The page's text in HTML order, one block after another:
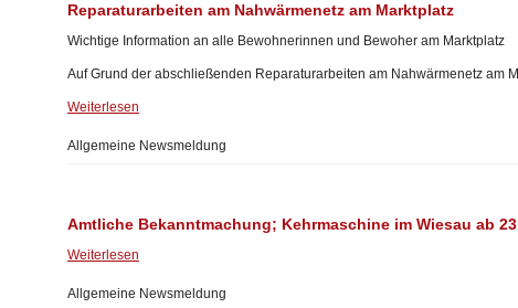
Reparaturarbeiten am Nahwärmenetz am Marktplatz
Wichtige Information an alle Bewohnerinnen und Bewoher am Marktplatz
Auf Grund der abschließenden Reparaturarbeiten am Nahwärmenetz am
Weiterlesen
Allgemeine Newsmeldung
Amtliche Bekanntmachung; Kehrmaschine im Wiesau ab
Weiterlesen
Allgemeine Newsmeldung